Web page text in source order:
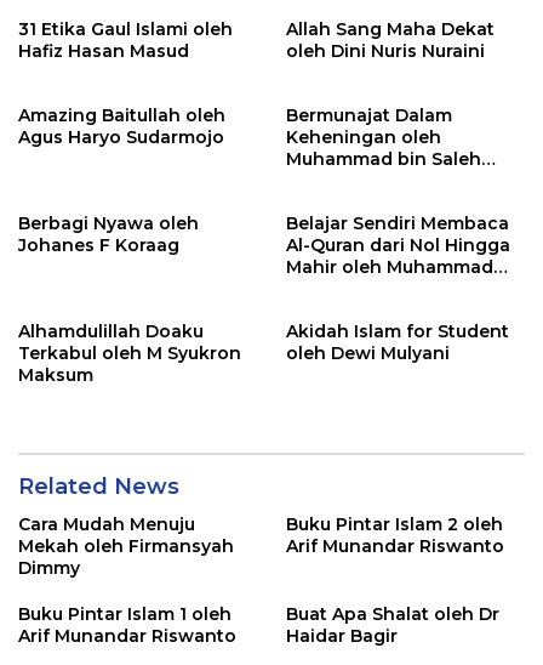
31 Etika Gaul Islami oleh
Hafiz Hasan Masud
Allah Sang Maha Dekat
oleh Dini Nuris Nuraini
Amazing Baitullah oleh
Agus Haryo Sudarmojo
Bermunajat Dalam
Keheningan oleh
Muhammad bin Saleh
Berbagi Nyawa oleh
Johanes F Koraag
Belajar Sendiri Membaca
Al-Quran dari Nol Hingga
Mahir oleh Muhammad
Alhamdulillah Doaku
Terkabul oleh M Syukron
Maksum
Akidah Islam for Student
oleh Dewi Mulyani
Related News
Cara Mudah Menuju
Mekah oleh Firmansyah
Dimmy
Buku Pintar Islam 2 oleh
Arif Munandar Riswanto
Buku Pintar Islam 1 oleh
Arif Munandar Riswanto
Buat Apa Shalat oleh Dr
Haidar Bagir